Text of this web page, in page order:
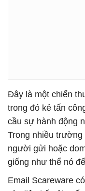
Đây là một chiến
trong đó kẻ tấn
cầu sự hành động
Trong nhiều
người gửi hoặc
giống như thể nó
Email Scareware